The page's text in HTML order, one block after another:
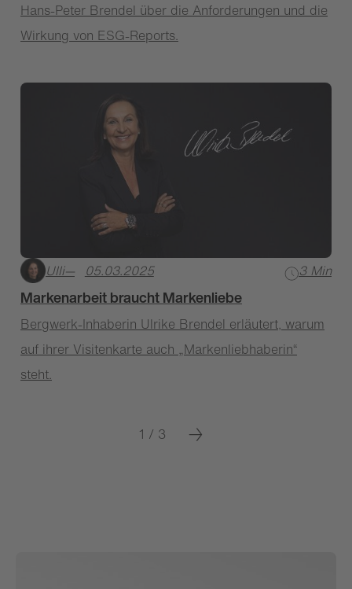
Hans-Peter Brendel über die Anforderungen und die
Wirkung von ESG-Reports.
Ulli— 05.03.2025 3 Min
Markenarbeit braucht Markenliebe
Bergwerk-Inhaberin Ulrike Brendel erläutert, warum
auf ihrer Visitenkarte auch „Markenliebhaberin“
steht.
1 / 3